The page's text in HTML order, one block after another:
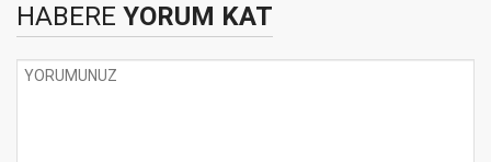
HABERE YORUM KAT